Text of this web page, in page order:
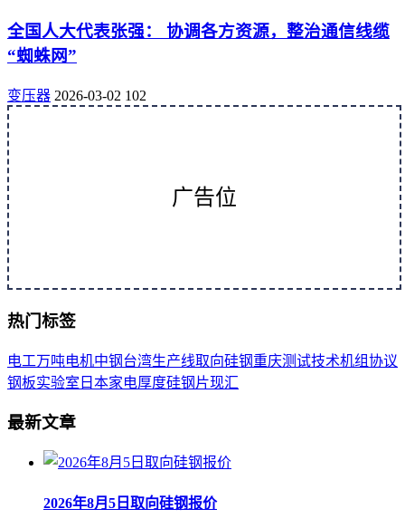
全国人大代表张强： 协调各方资源，整治通信线缆
“蜘蛛网”
变压器 2026-03-02 102
广告位
热门标签
电工万吨电机中钢台湾生产线取向硅钢重庆测试技术机组协议
钢板实验室 日本家电厚度硅钢片现汇
最新文章
2026年8月5日取向硅钢报价